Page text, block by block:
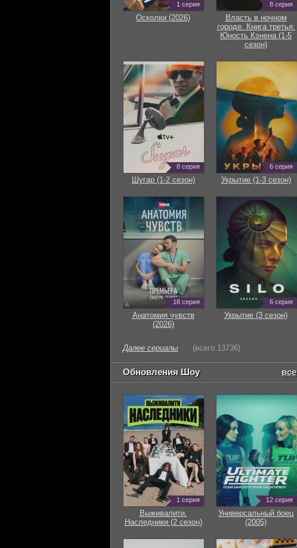
1 серия
Осколки (2026)
8 серия
Власть в ночном
городе. Книга третья:
Юность Кэнена (1-5
сезон)
8 серия
Шугар (1-2 сезон)
6 серия
Укрытие (1-3 сезон)
18 серия
Анатомия чувств
(2026)
6 серия
Укрытие (3 сезон)
Далее сериалы (всего 13736)
Обновления Шоу все
1 серия
Выживалити.
Наследники (2 сезон)
12 серия
Универсальный боец
(2005)